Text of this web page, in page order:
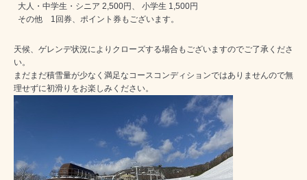
大人・中学生・シニア 2,500円、 小学生 1,500円
その他 1回券、ポイント券もございます。
天候、ゲレンデ状況によりクローズする場合もございますのでご了承くださ
い。
まだまだ積雪量が少なく満足なコースコンディションではありませんので無
理せずに初滑りをお楽しみください。